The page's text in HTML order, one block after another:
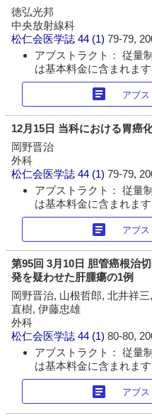
徳弘光邦
中央放射線科
松仁会医学誌 44 (1)79-79,
アブストラクト： 従量
は基本料金に含まれます
article アブ
12月15日 当科における胃癌
岡野晋治
外科
松仁会医学誌 44 (1)79-79,
アブストラクト： 従量
は基本料金に含まれます
article アブ
第95回 3月10日 胆管癌根治
発を疑わせた肝腫瘍の1例
岡野晋治, 山根哲郎, 北井祥
直樹, 伊藤忠雄
外科
松仁会医学誌 44 (1)80-80,
アブストラクト： 従量
は基本料金に含まれます
article アブ